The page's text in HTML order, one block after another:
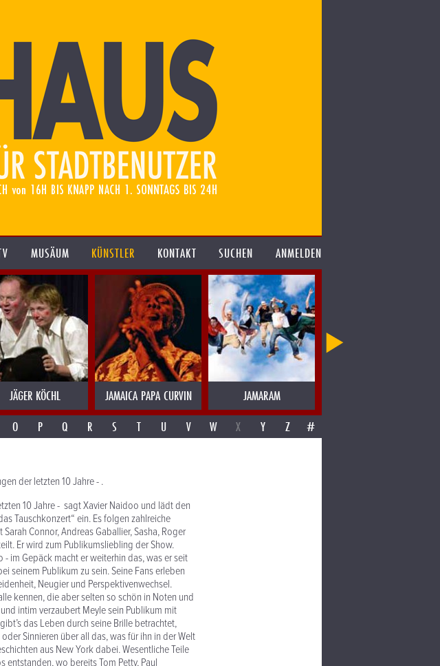
MUSÄUM KÜNSTLER KONTAKT SUCHEN ANMELDEN
JÄGER KÖCHL JAMAICA PAPA CURVIN JAMARAM
O P Q R S T U V W X Y Z #
der letzten 10 Jahre - .
10 Jahre - sagt Xavier Naidoo und lädt den
Tauschkonzert“ ein. Es folgen zahlreiche
Connor, Andreas Gaballier, Sasha, Roger
Er wird zum Publikumsliebling der Show.
im Gepäck macht er weiterhin das, was er seit
seinem Publikum zu sein. Seine Fans erleben
Neugier und Perspektivenwechsel.
kennen, die aber selten so schön in Noten und
intim verzaubert Meyle sein Publikum mit
das Leben durch seine Brille betrachtet,
Sinnieren über all das, was für ihn in der Welt
aus New York dabei. Wesentliche Teile
wo bereits Tom Petty, Paul